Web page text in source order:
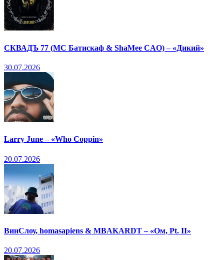
СКВАДЪ 77 (МС Батискаф & ShaMee CAO) – «Дикий»
30.07.2026
Larry June – «Who Coppin»
20.07.2026
ВинСлоу, homasapiens & MBAKARDT – «Ом, Pt. II»
20.07.2026